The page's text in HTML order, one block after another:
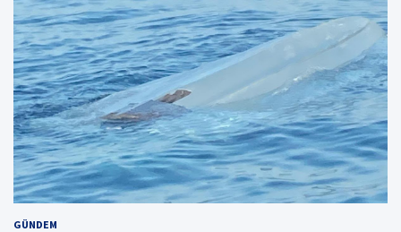
GÜNDEM